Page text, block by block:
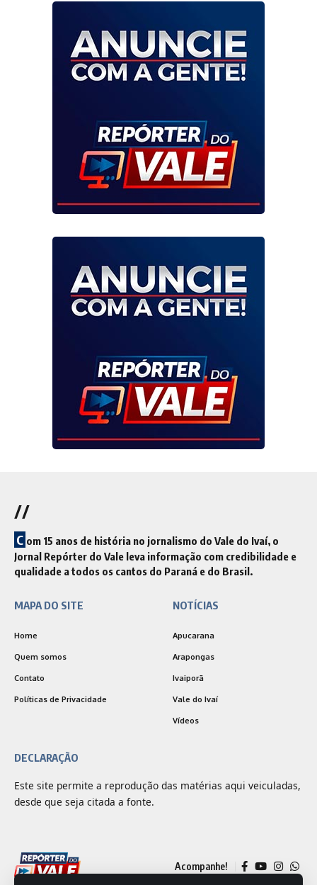
//
C om 15 anos de história no jornalismo do Vale do Ivaí, o
Jornal Repórter do Vale leva informação com credibilidade e
qualidade a todos os cantos do Paraná e do Brasil.
MAPA DO SITE
Home
Quem somos
Contato
Políticas de Privacidade
NOTÍCIAS
Apucarana
Arapongas
Ivaiporã
Vale do Ivaí
Vídeos
DECLARAÇÃO
Este site permite a reprodução das matérias aqui veiculadas,
desde que seja citada a fonte.
Acompanhe!